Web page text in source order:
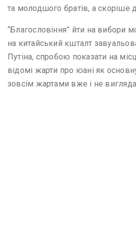
та молодшого братів, а скоріше
“Благословіння” йти на вибори
на китайський кшталт
Путіна, спробою показати на
відомі жарти про юані як
зовсім жартами вже і не